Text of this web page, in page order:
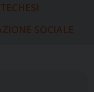
SOCIALE